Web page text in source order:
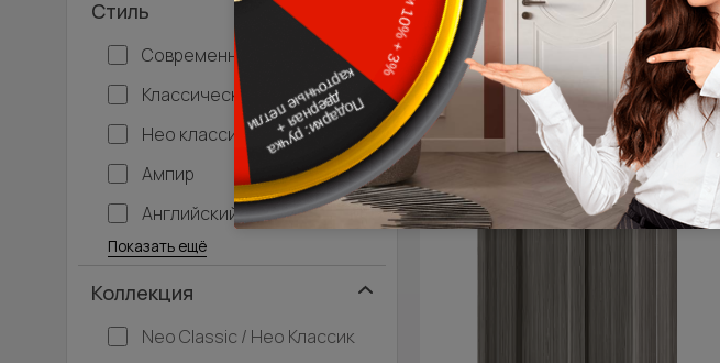
Стиль
Современный
Классический
Нео классика
Ампир
Английский
Багетные
Барокко
Кантри
Крашенные
Лофт
Модерн
Под старину
Прованс
Скандинавский
Современная классика
Хай-тек
Показать ещё
Коллекция
Neo Classic / Нео Классик